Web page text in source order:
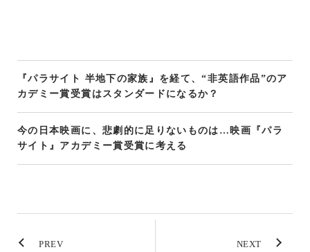
『パラサイト 半地下の家族』を経て、“非英語作品”のア
カデミー賞受賞はスタンダードになるか？
今の日本映画に、悲劇的に足りないものは…映画『パラ
サイト』アカデミー賞受賞に考える
PREV NEXT